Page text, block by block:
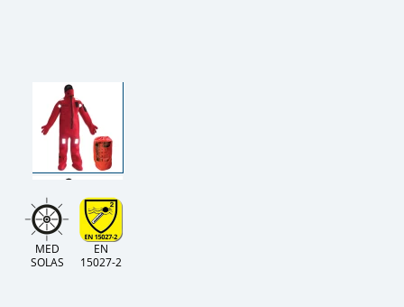
MED
SOLAS
EN
15027-2